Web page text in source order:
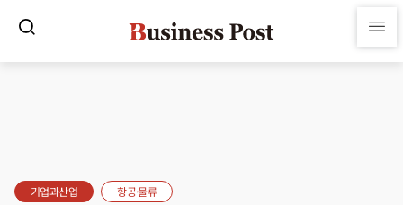
기업과산업 항공·물류